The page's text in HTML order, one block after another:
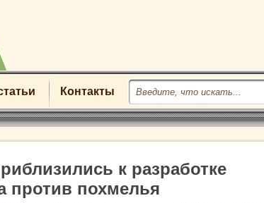
Контакты
к разработке
против похмелья